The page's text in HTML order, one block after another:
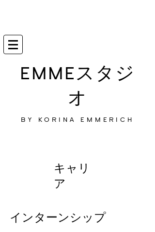
EMMEスタジ
オ
BY KORINA EMMERICH
キャリ
ア
インターンシップ